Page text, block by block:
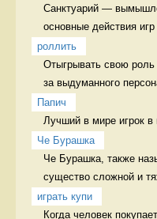
Санктуарий —
основные действия
роллить
Отыгрывать свою роль
за выдуманного
Папич
Лучший в мире игрок в
Че Бурашка
Че Бурашка, также
существо сложной и
играть купи
Когда человек